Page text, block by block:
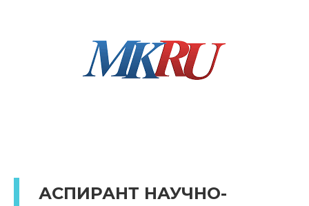
АСПИРАНТ НАУЧНО-